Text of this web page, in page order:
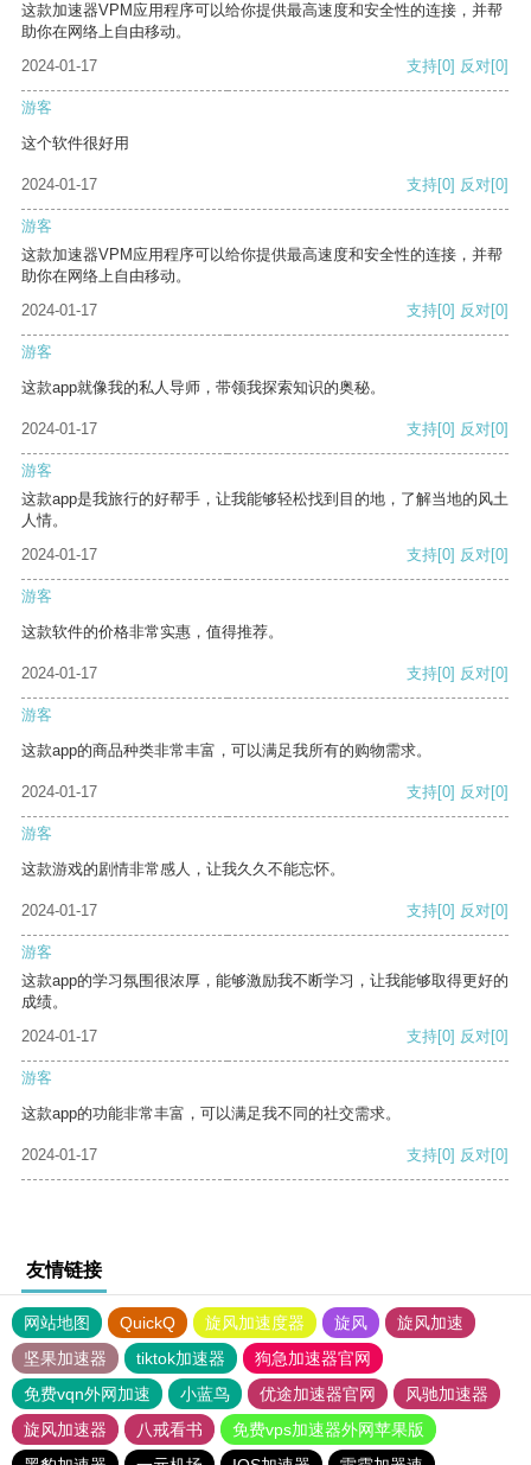
这款加速器VPM应用程序可以给你提供最高速度和安全性的连接，并帮
助你在网络上自由移动。
2024-01-17
支持[0] 反对[0]
游客
这个软件很好用
2024-01-17 支持[0] 反对[0]
游客
这款加速器VPM应用程序可以给你提供最高速度和安全性的连接，并帮
助你在网络上自由移动。
2024-01-17
支持[0] 反对[0]
游客
这款app就像我的私人导师，带领我探索知识的奥秘。
2024-01-17 支持[0] 反对[0]
游客
这款app是我旅行的好帮手，让我能够轻松找到目的地，了解当地的风土
人情。
2024-01-17
支持[0] 反对[0]
游客
这款软件的价格非常实惠，值得推荐。
2024-01-17 支持[0] 反对[0]
游客
这款app的商品种类非常丰富，可以满足我所有的购物需求。
2024-01-17 支持[0] 反对[0]
游客
这款游戏的剧情非常感人，让我久久不能忘怀。
2024-01-17 支持[0] 反对[0]
游客
这款app的学习氛围很浓厚，能够激励我不断学习，让我能够取得更好的
成绩。
2024-01-17
支持[0] 反对[0]
游客
这款app的功能非常丰富，可以满足我不同的社交需求。
2024-01-17 支持[0] 反对[0]
友情链接
网站地图 QuickQ 旋风加速度器 旋风
旋风加速
坚果加速器
tiktok加速器
狗急加速器官网
免费vqn外网加速
小蓝鸟 优途加速器官网
风驰加速器
旋风加速器
八戒看书
免费vps加速器外网苹果版